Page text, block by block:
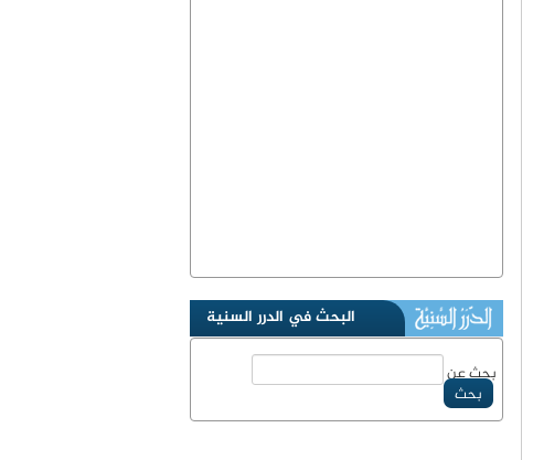
البحث في الدرر السنية
بحث عن
بحث